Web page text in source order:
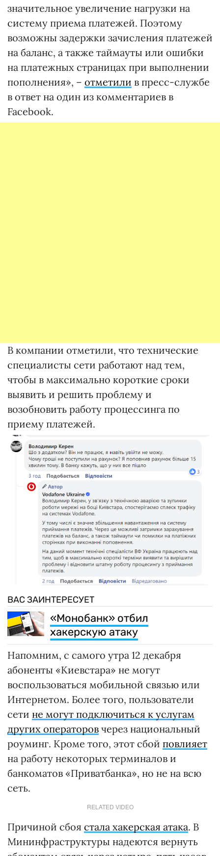
значительное увеличение нагрузки на
систему приема платежей. Поэтому
возможны задержки зачисления платежей
на баланс, а также таймауты или ошибки
на платежных страницах при выполнении
пополнения», – отметили в пресс-службе
в ответ на один из комментариев в
Facebook.
В компании отметили, что технические
специалисты сети работают над тем,
чтобы в максимально короткие сроки
выявить и решить проблему и
возобновить работу процессинга по
приему платежей.
ВАС ЗАИНТЕРЕСУЕТ
«Монобанк» отбил
хакерскую атаку
Напомним, с самого утра 12 декабря
абоненты «Киевстара» не могут
воспользоваться мобильной связью или
Интернетом. Более того, пользователи
сети не могут подключиться к услугам
других операторов через национальный
роуминг. Кроме того, этот сбой повлияет
на работу некоторых терминалов и
банкоматов «Приватбанка», но не на всю
сеть.
RELATED VIDEO
Причиной сбоя стала хакерская атака. В
Мининфраструктуры надеются вернуть